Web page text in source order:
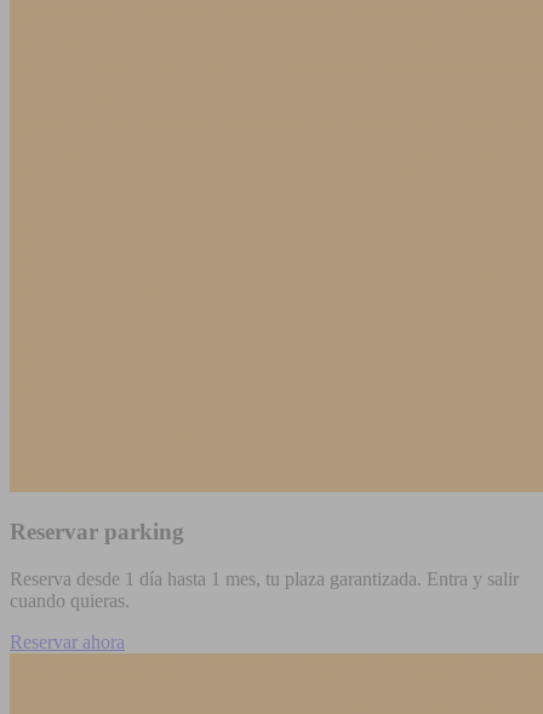
Reservar parking
Reserva desde 1 día hasta 1 mes, tu plaza garantizada. Entra y salir
cuando quieras.
Reservar ahora